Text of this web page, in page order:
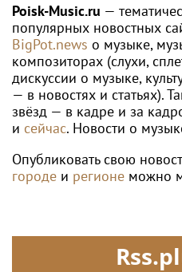
Poisk-Music.ru —
популярных новостных
BigPot.news о музыке,
композиторах (слухи,
дискуссии о музыке,
— в новостях и статьях).
звёзд — в кадре и за
и сейчас. Новости о
Опубликовать свою
городе и регионе можно